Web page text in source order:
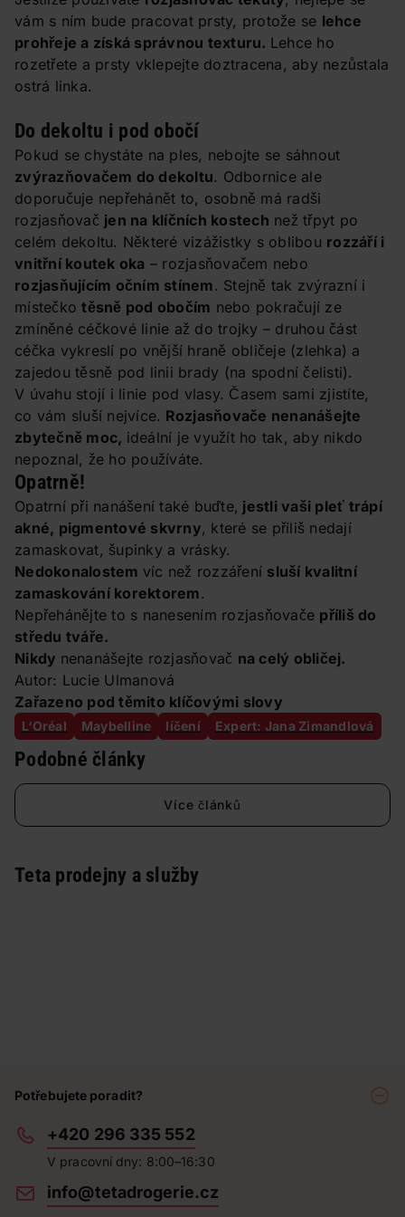
vám s ním bude pracovat prsty, protože se lehce
prohřeje a získá správnou texturu. Lehce ho
rozetřete a prsty vklepejte doztracena, aby nezůstala
ostrá linka.
Do dekoltu i pod obočí
Pokud se chystáte na ples, nebojte se sáhnout
zvýrazňovačem do dekoltu. Odbornice ale
doporučuje nepřehánět to, osobně má radši
rozjasňovač jen na klíčních kostech než třpyt po
celém dekoltu. Některé vizážistky s oblibou rozzáří i
vnitřní koutek oka – rozjasňovačem nebo
rozjasňujícím očním stínem. Stejně tak zvýrazní i
místečkotěsně pod obočím nebo pokračují ze
zmíněné céčkové linie až do trojky – druhou část
céčka vykreslí po vnější hraně obličeje (zlehka) a
zajedou těsně pod linii brady (na spodní čelisti).
V úvahu stojí i linie pod vlasy. Časem sami zjistíte,
co vám sluší nejvíce. Rozjasňovače nenanášejte
zbytečně moc, ideální je využít ho tak, aby nikdo
nepoznal, že ho používáte.
Opatrně!
Opatrní při nanášení také buďte, jestli vaši pleť trápí
akné, pigmentové skvrny, které se příliš nedají
zamaskovat, šupinky a vrásky.
Nedokonalostem víc než rozzáření sluší kvalitní
zamaskování korektorem.
Nepřehánějte to s nanesením rozjasňovače příliš do
středu tváře.
Nikdy nenanášejte rozjasňovač na celý obličej.
Autor: Lucie Ulmanová
Zařazeno pod těmito klíčovými slovy
L‘Oréal Maybelline líčení Expert: Jana Zimandlová
Podobné články
Více článků
Teta prodejny a služby
Potřebujete poradit?
+420 296 335 552
V pracovní dny: 8:00–16:30
info@tetadrogerie.cz